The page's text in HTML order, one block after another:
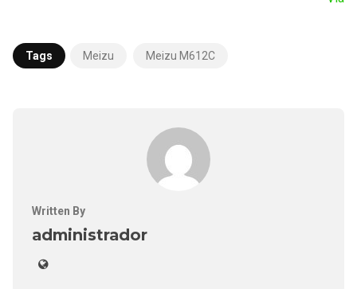
Tags Meizu Meizu M612C
Written By
administrador